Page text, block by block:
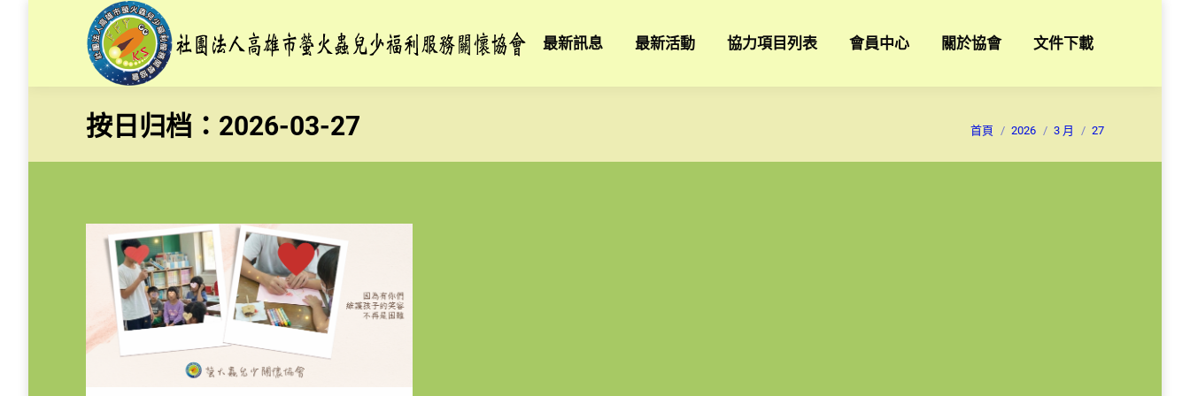
最新訊息 最新活動 協力項目列表 會員中心 關於協會 文件下載
按日归档： 2026-03-27 您在這裡：
首頁 2026 3 月 27